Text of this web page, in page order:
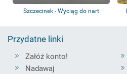
Szczecinek - Wyciąg do nart
Przydatne linki
Załóż konto!
Nadawaj